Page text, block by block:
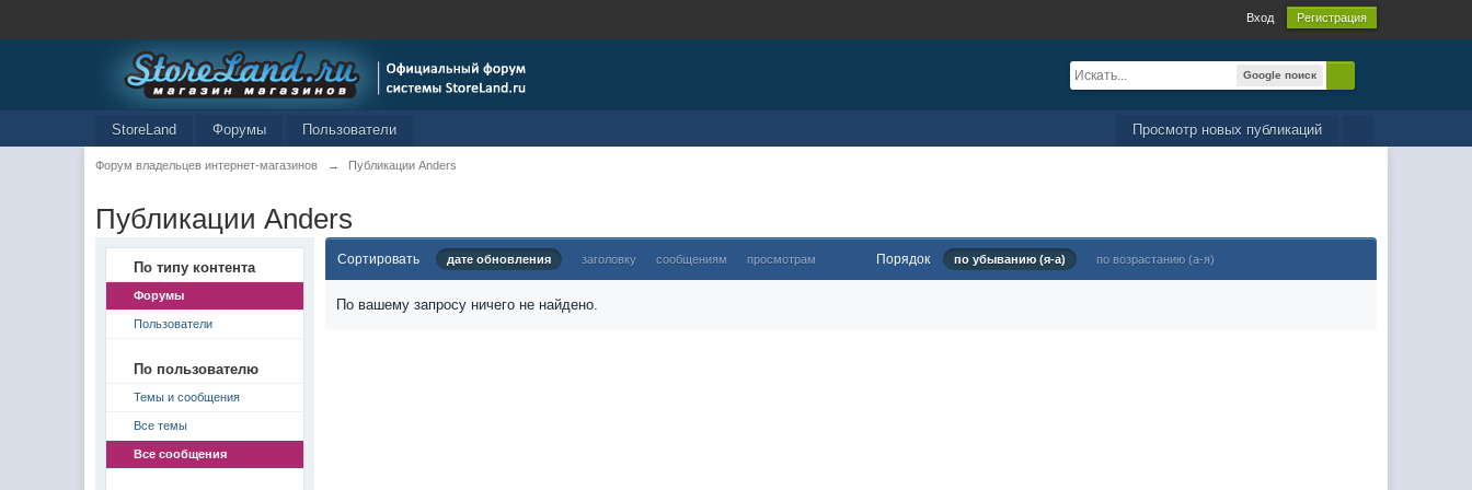
Вход Регистрация
Google поиск
Просмотр новых публикаций
StoreLand Форумы Пользователи
Форум владельцев интернет-магазинов → Публикации Anders
Публикации Anders
По типу контента
Форумы
Пользователи
По пользователю
Темы и сообщения
Все темы
Все сообщения
Сортировать дате обновления заголовку сообщениям просмотрам Порядок по убыванию (я-а) по возрастанию (а-я)
По вашему запросу ничего не найдено.